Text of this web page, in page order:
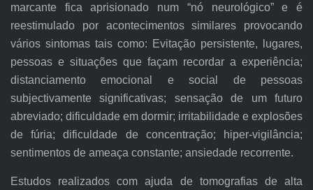
marcante fica aprisionado num “nó neurológico” e é
reestimulado por acontecimentos similares provocando
vários sintomas tais como: Evitação persistente, lugares,
pessoas e situações que façam recordar a experiência;
distanciamento emocional e social de pessoas
subjectivamente significativas; sensação de um futuro
abreviado; dificuldade em dormir; irritabilidade e explosões
de fúria; dificuldade de concentração; hiper-vigilância;
sentimentos de ameaça constante; ansiedade recorrente.
Estudos realizados com ajuda de tomografias de alta